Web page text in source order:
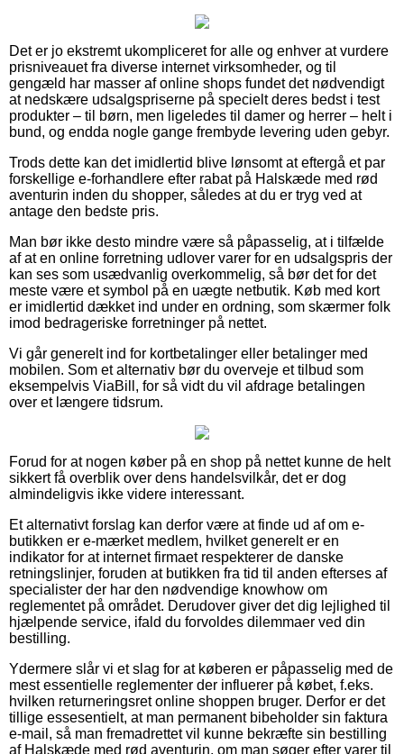
Det er jo ekstremt ukompliceret for alle og enhver at vurdere
prisniveauet fra diverse internet virksomheder, og til
gengæld har masser af online shops fundet det nødvendigt
at nedskære udsalgspriserne på specielt deres bedst i test
produkter – til børn, men ligeledes til damer og herrer – helt i
bund, og endda nogle gange frembyde levering uden gebyr.
Trods dette kan det imidlertid blive lønsomt at eftergå et par
forskellige e-forhandlere efter rabat på Halskæde med rød
aventurin inden du shopper, således at du er tryg ved at
antage den bedste pris.
Man bør ikke desto mindre være så påpasselig, at i tilfælde
af at en online forretning udlover varer for en udsalgspris der
kan ses som usædvanlig overkommelig, så bør det for det
meste være et symbol på en uægte netbutik. Køb med kort
er imidlertid dækket ind under en ordning, som skærmer folk
imod bedrageriske forretninger på nettet.
Vi går generelt ind for kortbetalinger eller betalinger med
mobilen. Som et alternativ bør du overveje et tilbud som
eksempelvis ViaBill, for så vidt du vil afdrage betalingen
over et længere tidsrum.
Forud for at nogen køber på en shop på nettet kunne de helt
sikkert få overblik over dens handelsvilkår, det er dog
almindeligvis ikke videre interessant.
Et alternativt forslag kan derfor være at finde ud af om e-
butikken er e-mærket medlem, hvilket generelt er en
indikator for at internet firmaet respekterer de danske
retningslinjer, foruden at butikken fra tid til anden efterses af
specialister der har den nødvendige knowhow om
reglementet på området. Derudover giver det dig lejlighed til
hjælpende service, ifald du forvoldes dilemmaer ved din
bestilling.
Ydermere slår vi et slag for at køberen er påpasselig med de
mest essentielle reglementer der influerer på købet, f.eks.
hvilken returneringsret online shoppen bruger. Derfor er det
tillige essesentielt, at man permanent bibeholder sin faktura
e-mail, så man fremadrettet vil kunne bekræfte sin bestilling
af Halskæde med rød aventurin, om man søger efter varer til